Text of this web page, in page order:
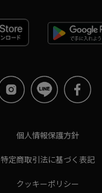
個人情報保護方針
特定商取引法に基づく表記
クッキーポリシー